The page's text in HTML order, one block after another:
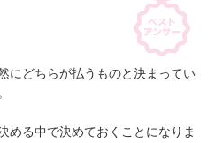
にどちらが払うものと決まってい
める中で決めておくことになりま